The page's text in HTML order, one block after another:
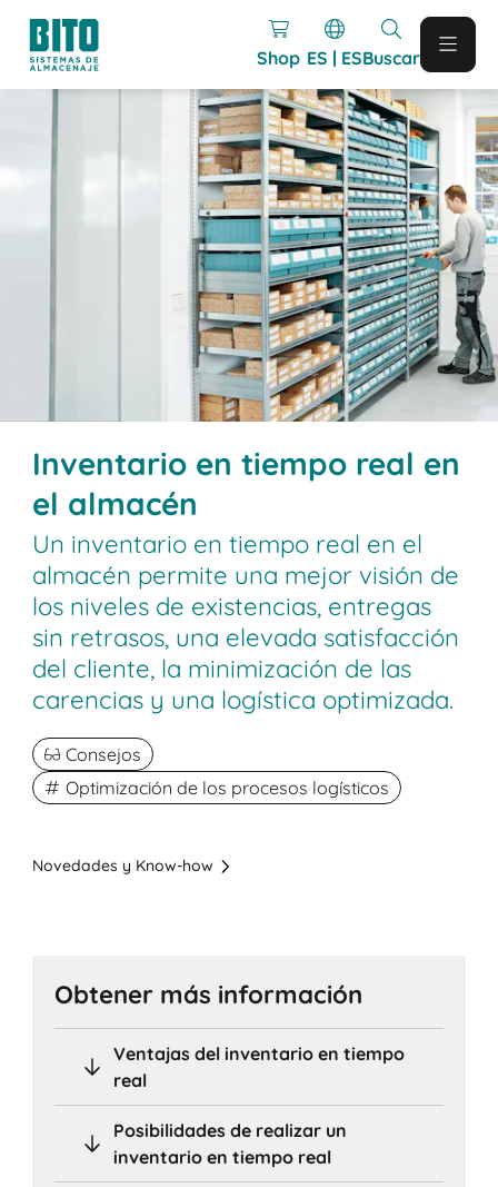
Shop ES | ESBuscar
Inventario en tiempo real en
el almacén
Un inventario en tiempo real en el
almacén permite una mejor visión de
los niveles de existencias, entregas
sin retrasos, una elevada satisfacción
del cliente, la minimización de las
carencias y una logística optimizada.
Consejos
Optimización de los procesos logísticos
Novedades y Know-how
Obtener más información
Ventajas del inventario en tiempo
real
Posibilidades de realizar un
inventario en tiempo real